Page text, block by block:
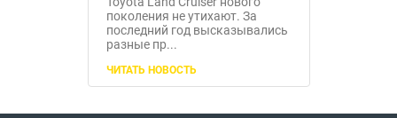
поколения не утихают. За
последний год высказывались
разные пр...
ЧИТАТЬ НОВОСТЬ